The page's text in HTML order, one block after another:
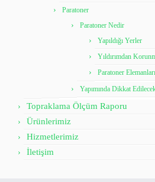
Paratoner
Paratoner Nedir
Yapıldığı Yerler
Yıldırımdan
Paratoner Elemanları
Yapımında Dikkat
Topraklama Ölçüm Raporu
Ürünlerimiz
Hizmetlerimiz
İletişim